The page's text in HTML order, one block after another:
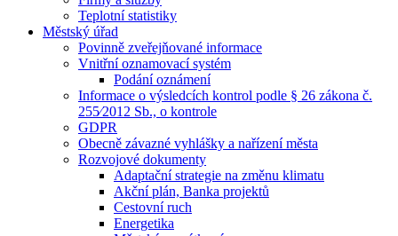
Teplotní statistiky
Městský úřad
Povinně zveřejňované informace
Vnitřní oznamovací systém
Podání oznámení
Informace o výsledcích kontrol podle § 26 zákona č.
255⁄2012 Sb., o kontrole
GDPR
Obecně závazné vyhlášky a nařízení města
Rozvojové dokumenty
Adaptační strategie na změnu klimatu
Akční plán, Banka projektů
Cestovní ruch
Energetika